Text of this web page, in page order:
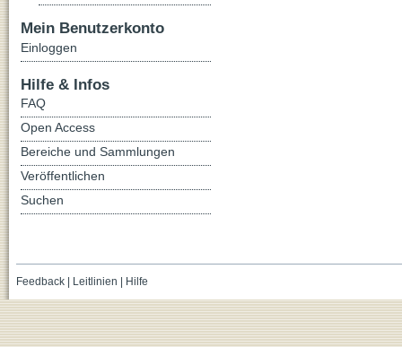
Mein Benutzerkonto
Einloggen
Hilfe & Infos
FAQ
Open Access
Bereiche und Sammlungen
Veröffentlichen
Suchen
Feedback| Leitlinien | Hilfe